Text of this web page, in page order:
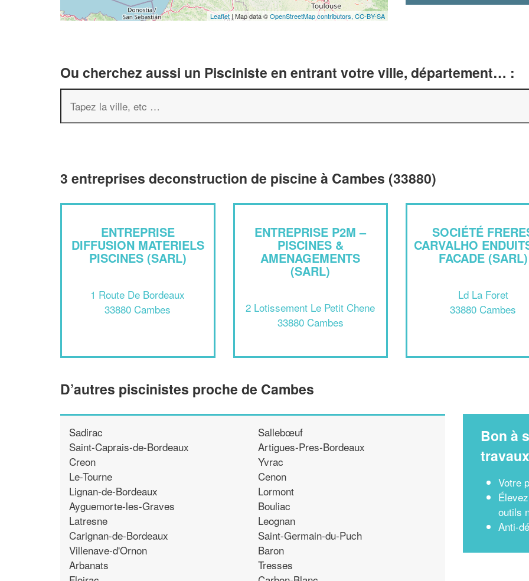
Leaflet| Map data ©OpenStreetMap contributors, CC-BY-SA
Ou cherchez aussi un Pisciniste en entrant votre ville, département… :
3 entreprises deconstruction de piscine à Cambes (33880)
ENTREPRISE
DIFFUSION MATERIELS
PISCINES (SARL)
1 Route De Bordeaux
33880 Cambes
ENTREPRISE P2M –
PISCINES &
AMENAGEMENTS
(SARL)
2 Lotissement Le Petit Chene
33880 Cambes
SOCIÉTÉ
CARVALHO
FACADE (SARL)
Ld La Foret
33880 Cambes
D’autres piscinistes proche de Cambes
Sadirac
Saint-Caprais-de-Bordeaux
Creon
Le-Tourne
Lignan-de-Bordeaux
Ayguemorte-les-Graves
Latresne
Carignan-de-Bordeaux
Villenave-d'Ornon
Arbanats
Sallebœuf
Artigues-Pres-Bordeaux
Yvrac
Cenon
Lormont
Bouliac
Leognan
Saint-Germain-du-Puch
Baron
Tresses
Bon à
travaux
Votre
outils
Anti-